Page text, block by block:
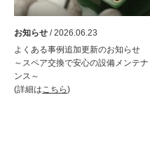
お知らせ / 2026.06.23
よくある事例追加更新のお知らせ
～スペア交換で安心の設備メンテナ
ンス～
(詳細はこちら)